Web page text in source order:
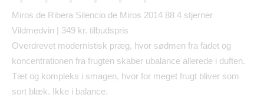
Miros de Ribera Silencio de Miros 2014 88 4 stjerner
Vildmedvin | 349 kr. tilbudspris
Overdrevet modernistisk præg, hvor sødmen fra fadet og
koncentrationen fra frugten skaber ubalance allerede i duften.
Tæt og kompleks i smagen, hvor for meget frugt bliver som
sort blæk. Ikke i balance.